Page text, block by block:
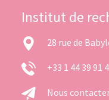
Institut de
28 rue de
+33 1 44 39 91
Nous